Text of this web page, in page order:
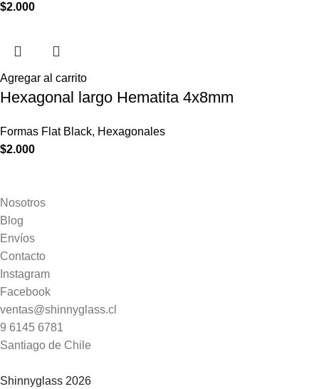
$2.000
Agregar al carrito
Hexagonal largo Hematita 4x8mm
Formas Flat Black, Hexagonales
$2.000
Nosotros
Blog
Envíos
Contacto
Instagram
Facebook
ventas@shinnyglass.cl
9 6145 6781
Santiago de Chile
Shinnyglass 2026